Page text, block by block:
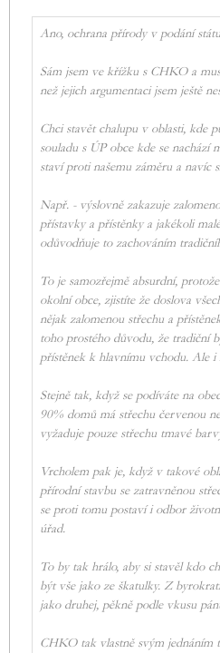
Ano, ochrana přírody v podání
Sám jsem ve křížku s CHKO a
než jejich argumentaci jsem ještě
Chci stavět chalupu v oblasti, kde
souladu s ÚP obce kde se
staví proti našemu záměru a navíc
Např. - výslovně zakazuje
přístavky a přístěnky a jakékoli
odůvodňuje to zachováním
To je samozřejmě absurdní,
okolní obce, zjistíte že doslova
nějak zalomenou střechu a
toho prostého důvodu, že tradiční
přístěnek k hlavnímu vchodu. Ale i
Stejně tak, když se podíváte na
90% domů má střechu červenou
vyžaduje pouze střechu tmavé
Vrcholem pak je, když v takové
přírodní stavbu se zatravněnou
se proti tomu postaví i odbor
úřad.
To by tak hrálo, aby si stavěl kdo
být vše jako ze škatulky. Z
jako druhej, pěkně podle vkusu
CHKO tak vlastně svým jednáním